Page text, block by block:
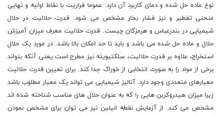
نوع ماده حل شده و دمای کاربرد آن دارد. عموما فراریت با نقاط اولیه و نهایی
منحنی تقطیر و نیز فشار بخار مشخص می شود. قدرت حلالیت در حلال
شیمیایی در بندرعباس و هرمزگان چیست. قدرت حلالیت معرف میزان آمیزش
حلال و ماده حل شده می باشد و باید تا حد امکان بالا باشد. در مورد یک حلال
استخراج، علاوه بر قدرت حلالیت، سلکتیویته نیز مطرح است یعنی آنکه بتواند
برخی از مواد را به صورت انتخابی از خوراک جدا کند. برای تعیین قدرت حلالیت
معیارهای متعددی وجود دارد. آنالیز شیمیایی می تواند یک معیار مطلوب باشد
زیرا میزان هیدروکربن هایی را که به عنوان حلال های مناسب شناخته شده اند
مشخص می کند. از آزمایش نقطه انیلین نیز می توان برای مشخص نمودن